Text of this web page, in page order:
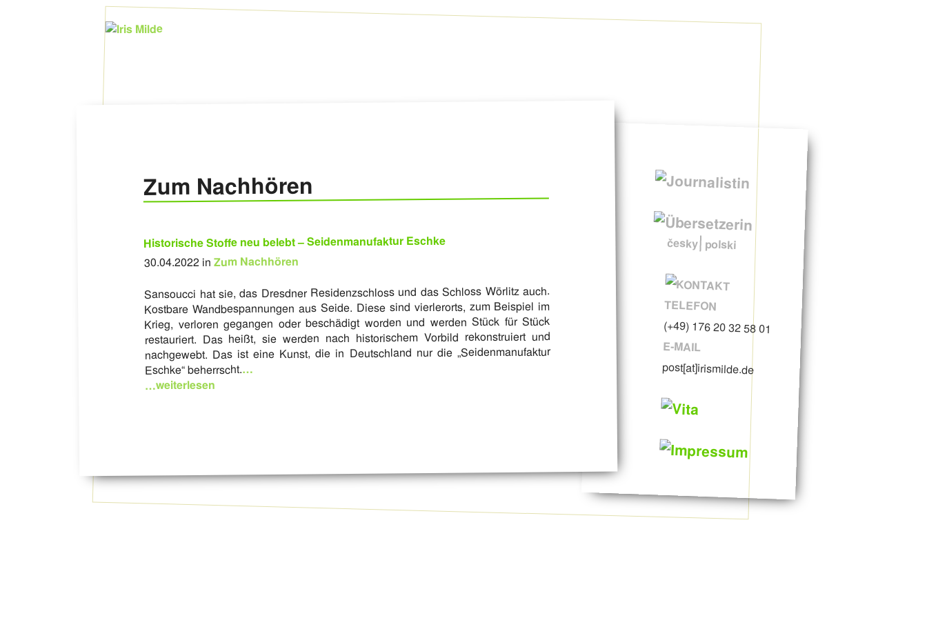
česky polski
TELEFON
(+49) 176 20 32 58 01
E-MAIL
post[at]irismilde.de
Zum Nachhören
Historische Stoffe neu belebt – Seidenmanufaktur Eschke
30.04.2022 in Zum Nachhören
Sansoucci hat sie, das Dresdner Residenzschloss und das Schloss Wörlitz auch.
Kostbare Wandbespannungen aus Seide. Diese sind vierlerorts, zum Beispiel im
Krieg, verloren gegangen oder beschädigt worden und werden Stück für Stück
restauriert. Das heißt, sie werden nach historischem Vorbild rekonstruiert und
nachgewebt. Das ist eine Kunst, die in Deutschland nur die „Seidenmanufaktur
Eschke“ beherrscht.…
…weiterlesen